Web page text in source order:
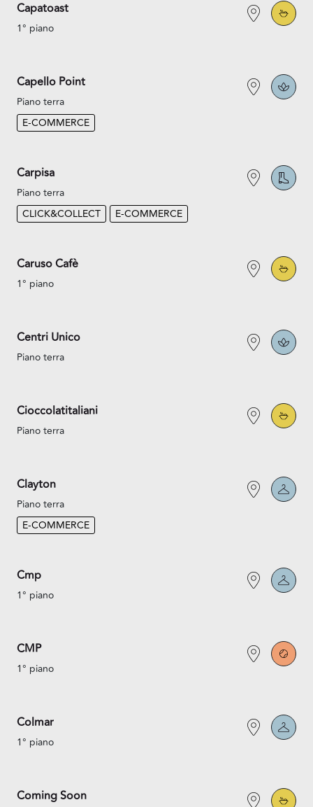
Capatoast
1° piano
Capello Point
Piano terra
E-COMMERCE
Carpisa
Piano terra
CLICK&COLLECT
E-COMMERCE
Caruso Cafè
1° piano
Centri Unico
Piano terra
Cioccolatitaliani
Piano terra
Clayton
Piano terra
E-COMMERCE
Cmp
1° piano
CMP
1° piano
Colmar
1° piano
Coming Soon